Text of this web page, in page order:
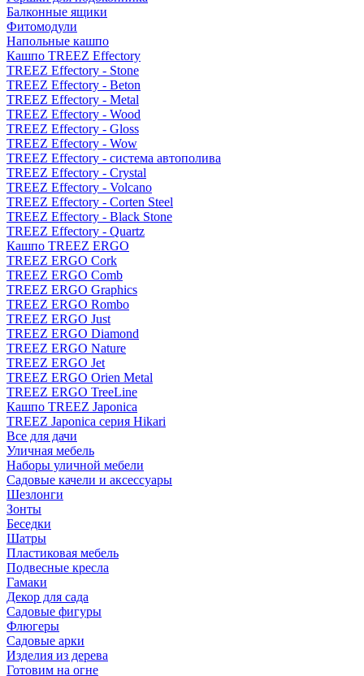
Балконные ящики
Фитомодули
Напольные кашпо
Кашпо TREEZ Effectory
TREEZ Effectory - Stone
TREEZ Effectory - Beton
TREEZ Effectory - Metal
TREEZ Effectory - Wood
TREEZ Effectory - Gloss
TREEZ Effectory - Wow
TREEZ Effectory - система автополива
TREEZ Effectory - Crystal
TREEZ Effectory - Volcano
TREEZ Effectory - Corten Steel
TREEZ Effectory - Black Stone
TREEZ Effectory - Quartz
Кашпо TREEZ ERGO
TREEZ ERGO Cork
TREEZ ERGO Comb
TREEZ ERGO Graphics
TREEZ ERGO Rombo
TREEZ ERGO Just
TREEZ ERGO Diamond
TREEZ ERGO Nature
TREEZ ERGO Jet
TREEZ ERGO Orien Metal
TREEZ ERGO TreeLine
Кашпо TREEZ Japonica
TREEZ Japonica серия Hikari
Все для дачи
Уличная мебель
Наборы уличной мебели
Садовые качели и аксессуары
Шезлонги
Зонты
Беседки
Шатры
Пластиковая мебель
Подвесные кресла
Гамаки
Декор для сада
Садовые фигуры
Флюгеры
Садовые арки
Изделия из дерева
Готовим на огне